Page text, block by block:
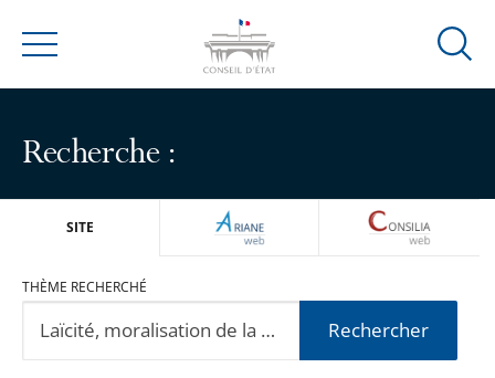
Menu
Ouvrir
Recherche :
SITE ARIANEWEB
THÈME RECHERCHÉ
Rechercher